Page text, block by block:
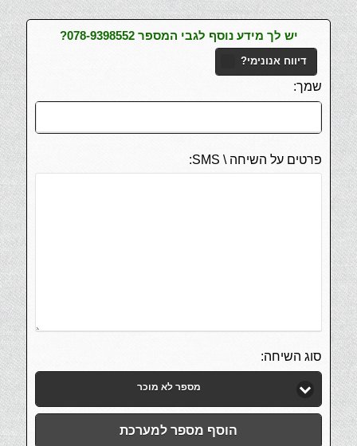
יש לך מידע נוסף לגבי המספר 078-9398552?
דיווח אנונימי?
שמך:
פרטים על השיחה \ SMS:
סוג השיחה:
מספר לא מוכר
הוסף מספר למערכת